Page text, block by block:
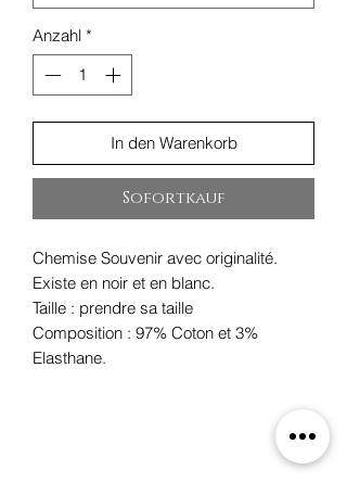
Anzahl *
In den Warenkorb
Sofortkauf
Chemise Souvenir avec originalité.
Existe en noir et en blanc.
Taille : prendre sa taille
Composition : 97% Coton et 3%
Elasthane.